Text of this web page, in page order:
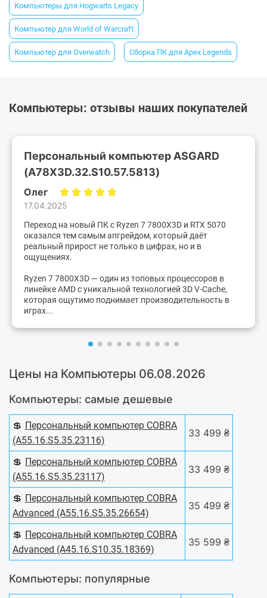
Компьютеры для Hogwarts Legacy
Компьютер для World of Warcraft
Компьютер для Overwatch Сборка ПК для Apex Legends
Компьютеры: отзывы наших покупателей
Персональный компьютер ASGARD
(A78X3D.32.S10.57.5813)
Олег
17.04.2025
Переход на новый ПК с Ryzen 7 7800X3D и RTX 5070
оказался тем самым апгрейдом, который даёт
реальный прирост не только в цифрах, но и в
ощущениях.
Ryzen 7 7800X3D — один из топовых процессоров в
линейке AMD с уникальной технологией 3D V-Cache,
которая ощутимо поднимает производительность в
играх...
Цены на Компьютеры 06.08.2026
Компьютеры: самые дешевые
💲 Персональный компьютер COBRA
(A55.16.S5.35.23116)
33 499 ₴
💲 Персональный компьютер COBRA
(A55.16.S5.35.23117)
33 499 ₴
💲 Персональный компьютер COBRA
Advanced (A55.16.S5.35.26654)
35 499 ₴
💲 Персональный компьютер COBRA
Advanced (A45.16.S10.35.18369)
35 599 ₴
Компьютеры: популярные